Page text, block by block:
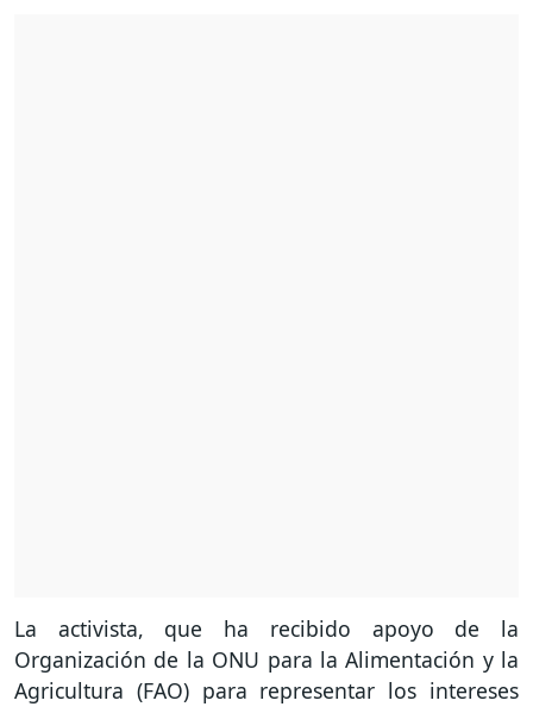
La activista, que ha recibido apoyo de la
Organización de la ONU para la Alimentación y la
Agricultura (FAO) para representar los intereses